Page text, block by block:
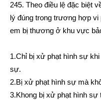
245. Theo điều lệ đặc biệt
lý đúng trong trương hợp vi
em bị thương ở khu vực
1.Chỉ bị xử phạt hình sự
sự.
2.Bị xử phạt hình sự mà
3.Khong bị xử phạt hình